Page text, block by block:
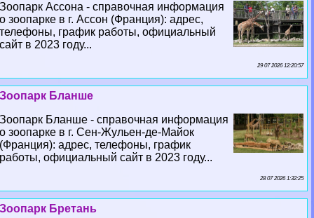
Зоопарк Ассона - справочная информация
о зоопарке в г. Ассон (Франция): адрес,
телефоны, график работы, официальный
сайт в 2023 году...
29 07 2026 12:20:57
Зоопарк Бланше
Зоопарк Бланше - справочная информация
о зоопарке в г. Сен-Жульен-де-Майок
(Франция): адрес, телефоны, график
работы, официальный сайт в 2023 году...
28 07 2026 1:32:25
Зоопарк Бретань